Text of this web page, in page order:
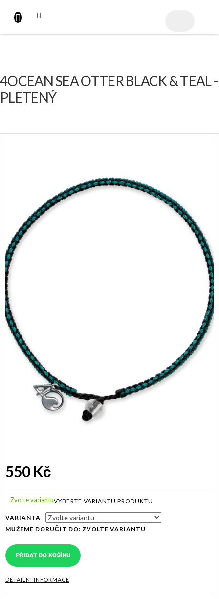
obsah
4OCEAN SEA OTTER BLACK & TEAL -
PLETENÝ
550 Kč
cena:
Zvolte variantu
VARIANTA
MŮŽEME DORUČIT DO: ZVOLTE VARIANTU
PŘIDAT DO KOŠÍKU
DETAILNÍ INFORMACE